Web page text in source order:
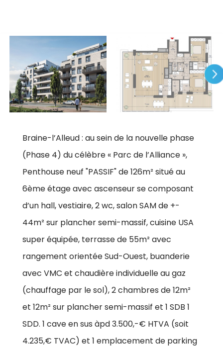
Braine-l’Alleud : au sein de la nouvelle phase
(Phase 4) du célèbre « Parc de l’Alliance »,
Penthouse neuf "PASSIF" de 126m² situé au
6ème étage avec ascenseur se composant
d’un hall, vestiaire, 2 wc, salon SAM de +-
44m² sur plancher semi-massif, cuisine USA
super équipée, terrasse de 55m² avec
rangement orientée Sud-Ouest, buanderie
avec VMC et chaudière individuelle au gaz
(chauffage par le sol), 2 chambres de 12m²
et 12m² sur plancher semi-massif et 1 SDB 1
SDD. 1 cave en sus àpd 3.500,-€ HTVA (soit
4.235,€ TVAC) et 1 emplacement de parking